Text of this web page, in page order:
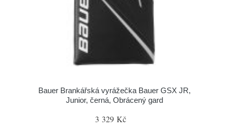
Bauer Brankářská vyrážečka Bauer GSX JR,
Junior, černá, Obrácený gard
3 329 Kč